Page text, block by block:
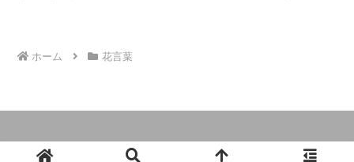
葉「私はあなたのとりこです」の由来と言われています。
『源氏物語』
にも、夕顔が登場します。夕顔は、源氏の君が愛した女
ホーム 花言葉
© 2024 365日の誕生花と全ての花言葉.